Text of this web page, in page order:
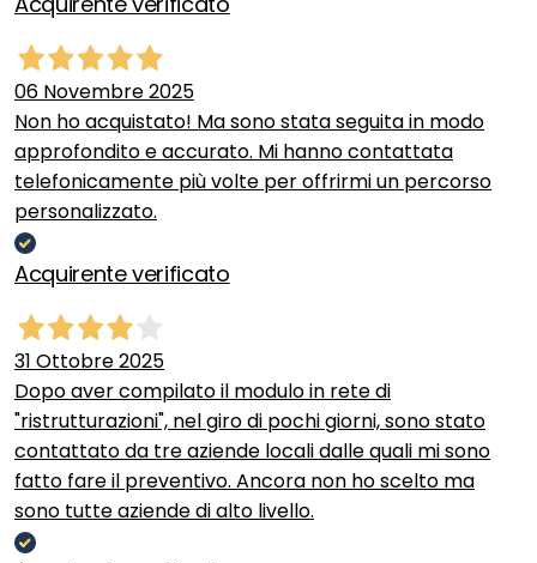
06 Novembre 2025
Non ho acquistato! Ma sono stata seguita in modo
approfondito e accurato. Mi hanno contattata
telefonicamente più volte per offrirmi un percorso
personalizzato.
Acquirente verificato
31 Ottobre 2025
Dopo aver compilato il modulo in rete di
"ristrutturazioni", nel giro di pochi giorni, sono stato
contattato da tre aziende locali dalle quali mi sono
fatto fare il preventivo. Ancora non ho scelto ma
sono tutte aziende di alto livello.